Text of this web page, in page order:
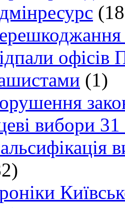
офісів
(1)
вибори